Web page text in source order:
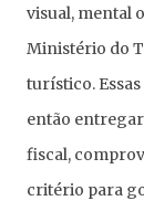
visual, mental
Ministério do
turístico.
então
fiscal,
critério para